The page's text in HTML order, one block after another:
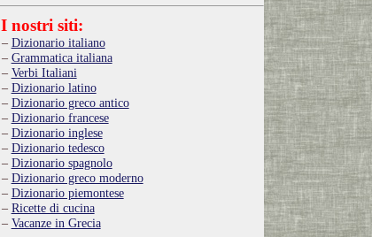
I nostri siti:
Dizionario italiano
Grammatica italiana
Verbi Italiani
Dizionario latino
Dizionario greco antico
Dizionario francese
Dizionario inglese
Dizionario tedesco
Dizionario spagnolo
Dizionario greco moderno
Dizionario piemontese
Ricette di cucina
Vacanze in Grecia